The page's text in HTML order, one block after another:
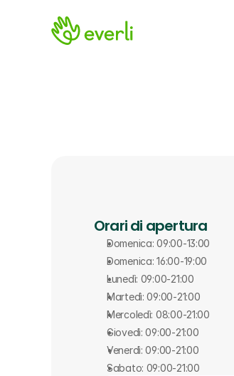
Orari di apertura
Domenica: 09:00-13:00
Domenica: 16:00-19:00
Lunedì: 09:00-21:00
Martedì: 09:00-21:00
Mercoledì: 08:00-21:00
Giovedì: 09:00-21:00
Venerdì: 09:00-21:00
Sabato: 09:00-21:00